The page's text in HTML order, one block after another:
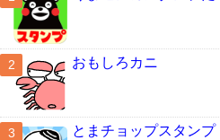
おもしろカニ
とまチョップスタンプ